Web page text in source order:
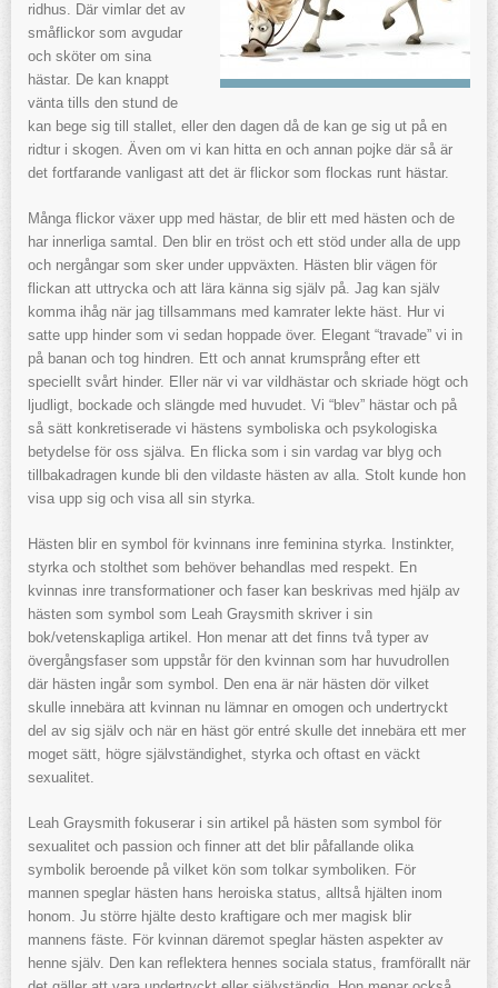
ridhus. Där vimlar det av
småflickor som avgudar
och sköter om sina
hästar. De kan knappt
vänta tills den stund de
kan bege sig till stallet, eller den dagen då de kan ge sig ut på en
ridtur i skogen. Även om vi kan hitta en och annan pojke där så är
det fortfarande vanligast att det är flickor som flockas runt hästar.
Många flickor växer upp med hästar, de blir ett med hästen och de
har innerliga samtal. Den blir en tröst och ett stöd under alla de upp
och nergångar som sker under uppväxten. Hästen blir vägen för
flickan att uttrycka och att lära känna sig själv på. Jag kan själv
komma ihåg när jag tillsammans med kamrater lekte häst. Hur vi
satte upp hinder som vi sedan hoppade över. Elegant “travade” vi in
på banan och tog hindren. Ett och annat krumsprång efter ett
speciellt svårt hinder. Eller när vi var vildhästar och skriade högt och
ljudligt, bockade och slängde med huvudet. Vi “blev” hästar och på
så sätt konkretiserade vi hästens symboliska och psykologiska
betydelse för oss själva. En flicka som i sin vardag var blyg och
tillbakadragen kunde bli den vildaste hästen av alla. Stolt kunde hon
visa upp sig och visa all sin styrka.
Hästen blir en symbol för kvinnans inre feminina styrka. Instinkter,
styrka och stolthet som behöver behandlas med respekt. En
kvinnas inre transformationer och faser kan beskrivas med hjälp av
hästen som symbol som Leah Graysmith skriver i sin
bok/vetenskapliga artikel. Hon menar att det finns två typer av
övergångsfaser som uppstår för den kvinnan som har huvudrollen
där hästen ingår som symbol. Den ena är när hästen dör vilket
skulle innebära att kvinnan nu lämnar en omogen och undertryckt
del av sig själv och när en häst gör entré skulle det innebära ett mer
moget sätt, högre självständighet, styrka och oftast en väckt
sexualitet.
Leah Graysmith fokuserar i sin artikel på hästen som symbol för
sexualitet och passion och finner att det blir påfallande olika
symbolik beroende på vilket kön som tolkar symboliken. För
mannen speglar hästen hans heroiska status, alltså hjälten inom
honom. Ju större hjälte desto kraftigare och mer magisk blir
mannens fäste. För kvinnan däremot speglar hästen aspekter av
henne själv. Den kan reflektera hennes sociala status, framförallt när